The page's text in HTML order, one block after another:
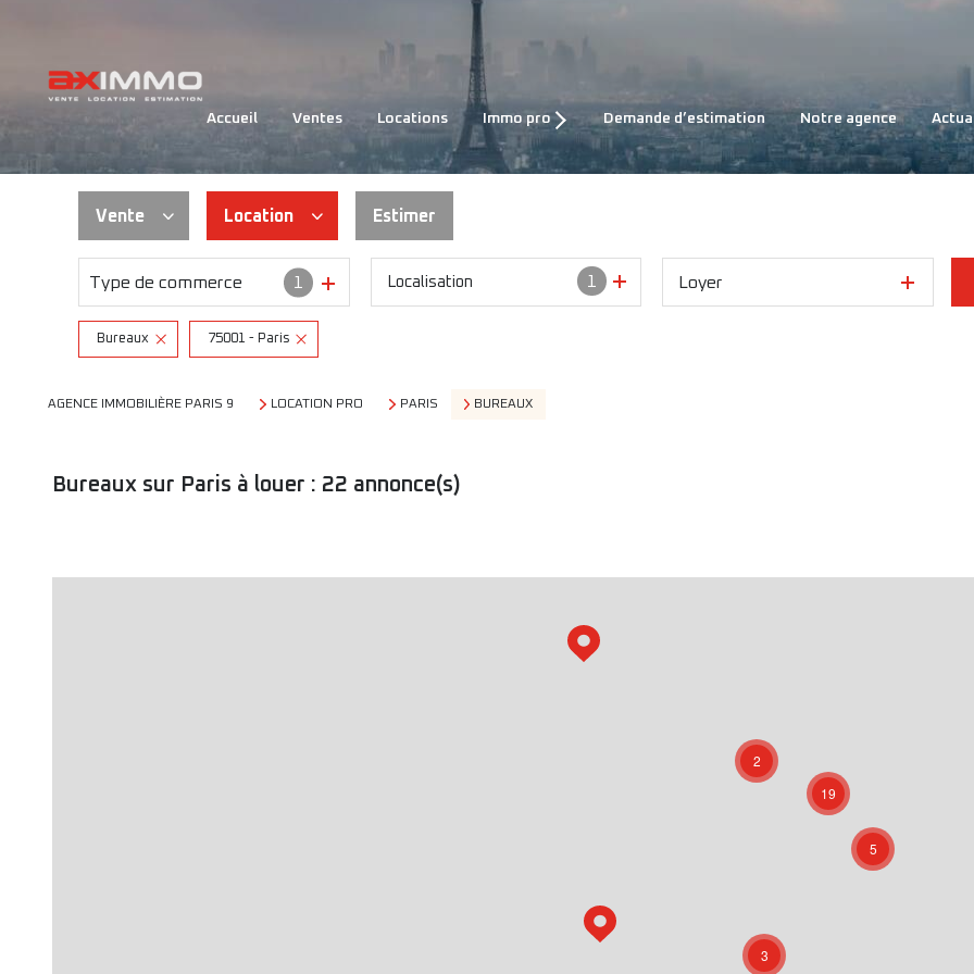
accueil ventes locations immo pro
VENTES
LOCATIONS
demande d’estimation notre agence
Vente
Habitation
Immo pro
Location
Habitation
Immo pro
Estimer
Type de commerce 1 1
Localisation Loyer
Bureaux 75001 - Paris
AGENCE IMMOBILIÈRE PARIS 9 LOCATION PRO PARIS BUREAUX
Bureaux sur Paris à louer : 22 annonce(s)
3
2
5
19